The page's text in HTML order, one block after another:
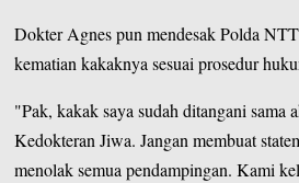
Dokter Agnes pun mendesak Polda
kematian kakaknya sesuai prosedur
"Pak, kakak saya sudah ditangani sama
Kedokteran Jiwa. Jangan membuat
menolak semua pendampingan. Kami